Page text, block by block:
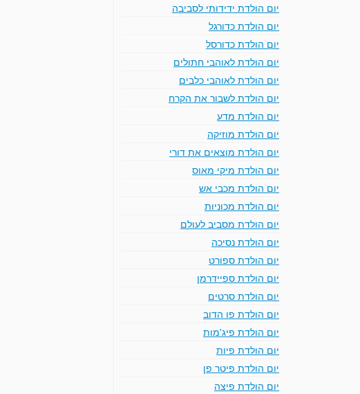
יום הולדת ידידותי לסביבה
יום הולדת כדורגל
יום הולדת כדורסל
יום הולדת לאוהבי חתולים
יום הולדת לאוהבי כלבים
יום הולדת לשבור את הקרח
יום הולדת מדע
יום הולדת מוזיקה
יום הולדת מוצאים את דורי
יום הולדת מיקי מאוס
יום הולדת מכבי אש
יום הולדת מכוניות
יום הולדת מסביב לעולם
יום הולדת נסיכה
יום הולדת ספורט
יום הולדת ספיידרמן
יום הולדת סרטים
יום הולדת פו הדוב
יום הולדת פיג'מות
יום הולדת פיות
יום הולדת פיטר פן
יום הולדת פיצה